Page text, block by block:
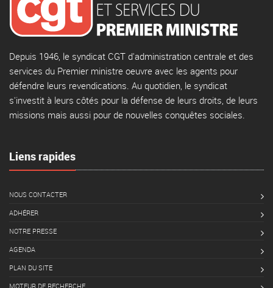
Depuis 1946, le syndicat CGT d'administration centrale et des
services du Premier ministre oeuvre avec les agents pour
défendre leurs revendications. Au quotidien, le syndicat
s'investit à leurs côtés pour la défense de leurs droits, de leurs
missions mais aussi pour de nouvelles conquêtes sociales.
Liens rapides
NOUS CONTACTER
ADHÉRER
NOTRE PRESSE
AGENDA
PLAN DU SITE
MOTEUR DE RECHERCHE